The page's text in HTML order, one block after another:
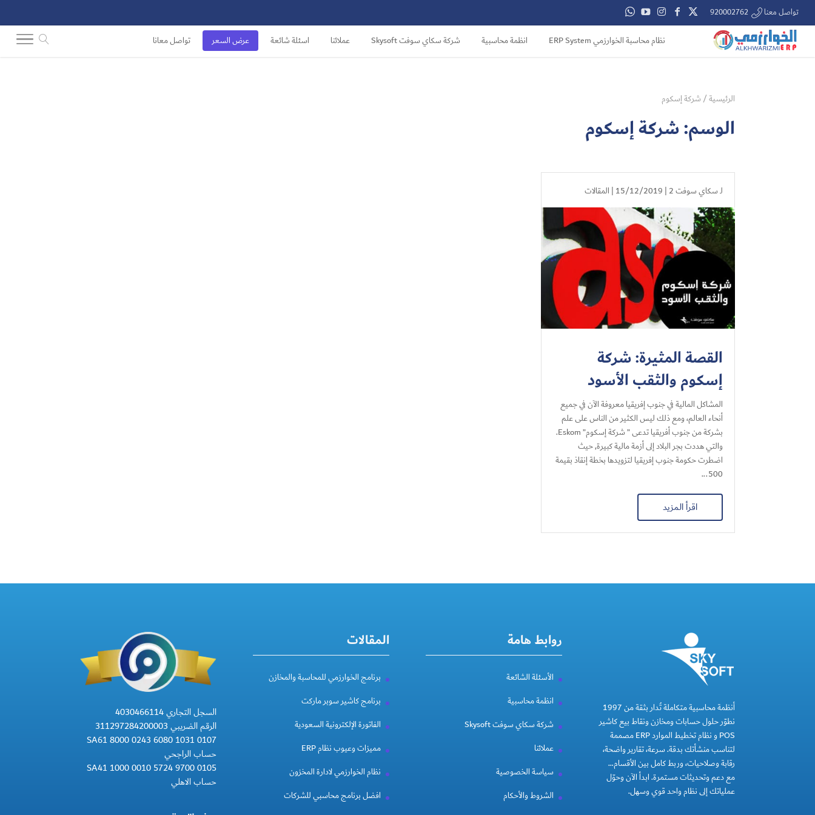
تواصل معنا 920002762
نظام محاسبة الخوارزمي ERP System انظمة محاسبية شركة سكاي سوفت Skysoft عملائنا اسئلة شائعة عرض السعر تواصل معانا
الرئيسية/ شركة إسكوم
الوسم:شركة إسكوم
لـسكاي سوفت 2 | 15/12/2019 | المقالات
القصة المثيرة: شركة
إسكوم والثقب الأسود
المشاكل المالية في جنوب إفريقيا معروفة الآن في جميع
أنحاء العالم، ومع ذلك ليس الكثير من الناس على علم
بشركة من جنوب أفريقيا تدعى ” شركة إسكوم” Eskom.
والتي هددت بجر البلاد إلى أزمة مالية كبيرة, حيث
اضطرت حكومة جنوب إفريقيا لتزويدها بخطة إنقاذ بقيمة
500...
اقرأ المزيد
أنظمة محاسبية متكاملة تُدار بثقة من 1997
نطوّر حلول حسابات ومخازن ونقاط بيع كاشير
POS و نظام تخطيط الموارد ERP مصممة
لتناسب منشأتك بدقة. سرعة، تقارير واضحة،
رقابة وصلاحيات، وربط كامل بين الأقسام…
مع دعم وتحديثات مستمرة. ابدأ الآن وحوّل
عملياتك إلى نظام واحد قوي وسهل.
روابط هامة
الأسئلة الشائعة
انظمة محاسبية
شركة سكاي سوفت Skysoft
عملائنا
سياسة الخصوصية
الشروط والأحكام
المقالات
برنامج الخوارزمي للمحاسبة والمخازن
برنامج كاشير سوبر ماركت
الفاتورة الإلكترونية السعودية
مميزات وعيوب نظام ERP
نظام الخوارزمي لادارة المخزون
افضل برنامج محاسبي للشركات
السجل التجاري 4030466114
الرقم الضريبي 311297284200003
SA61 8000 0243 6080 1031 0107
حساب الراجحي
SA41 1000 0010 5724 9700 0105
حساب الاهلي